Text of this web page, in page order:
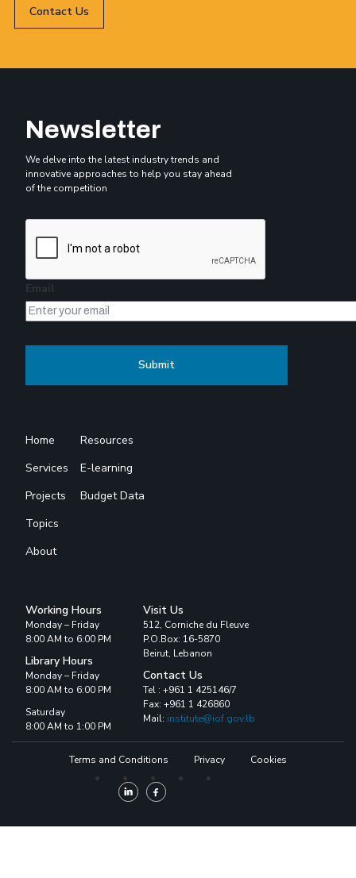
Contact Us
Newsletter
We delve into the latest industry trends and
innovative approaches to help you stay ahead
of the competition
Email
Home
Services
Projects
Topics
About
Resources
E-learning
Budget Data
Working Hours
Monday – Friday
8:00 AM to 6:00 PM
Library Hours
Monday – Friday
8:00 AM to 6:00 PM
Saturday
8:00 AM to 1:00 PM
Visit Us
512, Corniche du Fleuve
P.O.Box: 16-5870
Beirut, Lebanon
Contact Us
Tel : +961 1 425146/7
Fax: +961 1 426860
Mail: institute@iof.gov.lb
Terms and Conditions Privacy Cookies